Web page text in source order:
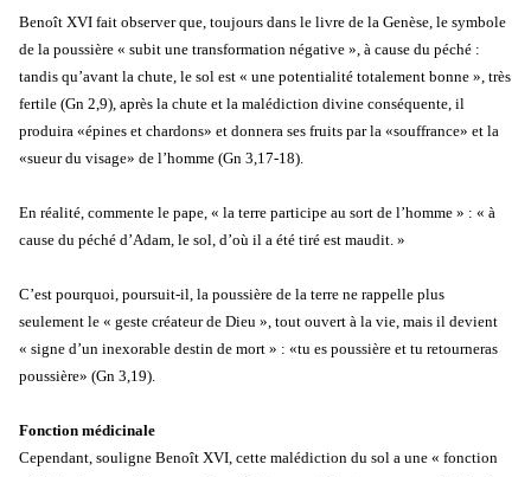
Benoît XVI fait observer que, toujours dans le livre de la Genèse, le symbole
de la poussière « subit une transformation négative », à cause du péché :
tandis qu’avant la chute, le sol est « une potentialité totalement bonne », très
fertile (Gn 2,9), après la chute et la malédiction divine conséquente, il
produira «épines et chardons» et donnera ses fruits par la «souffrance» et la
«sueur du visage» de l’homme (Gn 3,17-18).
En réalité, commente le pape, « la terre participe au sort de l’homme » : « à
cause du péché d’Adam, le sol, d’où il a été tiré est maudit. »
C’est pourquoi, poursuit-il, la poussière de la terre ne rappelle plus
seulement le « geste créateur de Dieu », tout ouvert à la vie, mais il devient
« signe d’un inexorable destin de mort » : «tu es poussière et tu retourneras
poussière» (Gn 3,19).
Fonction médicinale
Cependant, souligne Benoît XVI, cette malédiction du sol a une « fonction